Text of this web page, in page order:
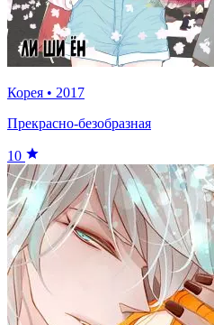
Корея • 2017
Прекрасно-безобразная
10